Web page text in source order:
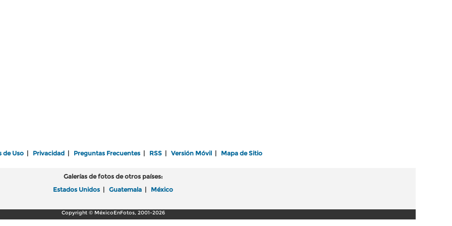
de Uso Privacidad Preguntas Frecuentes RSS Versión Móvil Mapa de Sitio
Galerías de fotos de otros países:
Estados Unidos
Guatemala México
Copyright © MéxicoEnFotos, 2001-2026